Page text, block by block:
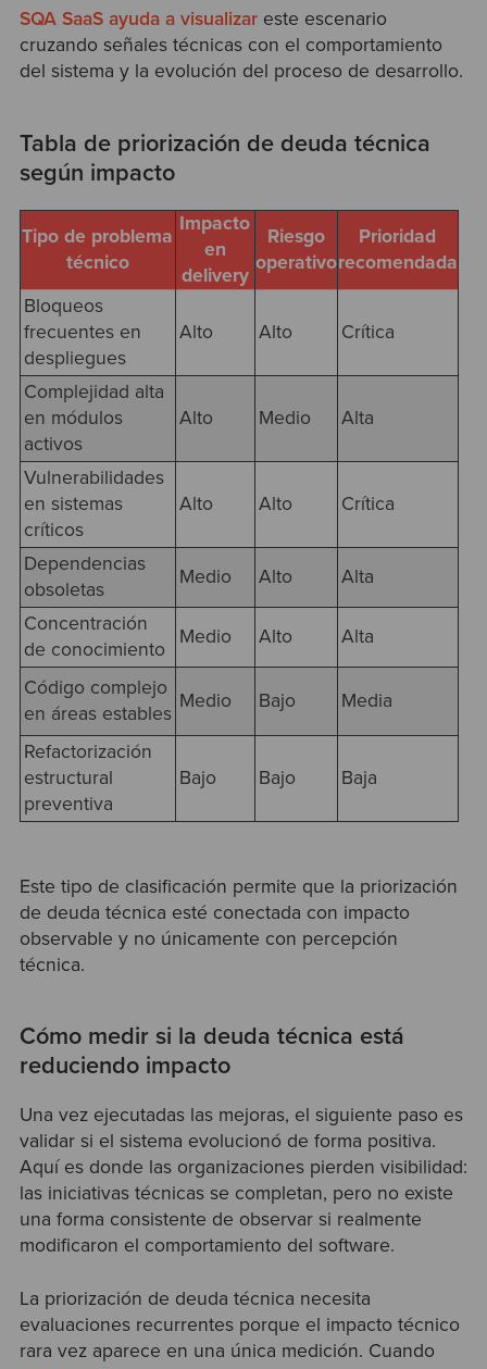
SQA SaaS ayuda a visualizareste escenario
cruzando señales técnicas con el comportamiento
del sistema y la evolución del proceso de desarrollo.
Tabla de priorización de deuda técnica
según impacto
Tipo de problema
técnico
Impacto
en
delivery
Riesgo
operativo
Prioridad
recomendada
Bloqueos
frecuentes en
despliegues
Alto Alto Crítica
Complejidad alta
en módulos
activos
Alto Medio Alta
Vulnerabilidades
en sistemas
críticos
Alto Alto Crítica
Dependencias
obsoletas
Medio Alto Alta
Concentración
de conocimiento
Medio Alto Alta
Código complejo
en áreas estables
Medio Bajo Media
Refactorización
estructural
preventiva
Bajo Bajo Baja
Este tipo de clasificación permite que la priorización
de deuda técnica esté conectada con impacto
observable y no únicamente con percepción
técnica.
Cómo medir si la deuda técnica está
reduciendo impacto
Una vez ejecutadas las mejoras, el siguiente paso es
validar si el sistema evolucionó de forma positiva.
Aquí es donde las organizaciones pierden visibilidad:
las iniciativas técnicas se completan, pero no existe
una forma consistente de observar si realmente
modificaron el comportamiento del software.
La priorización de deuda técnica necesita
evaluaciones recurrentes porque el impacto técnico
rara vez aparece en una única medición. Cuando